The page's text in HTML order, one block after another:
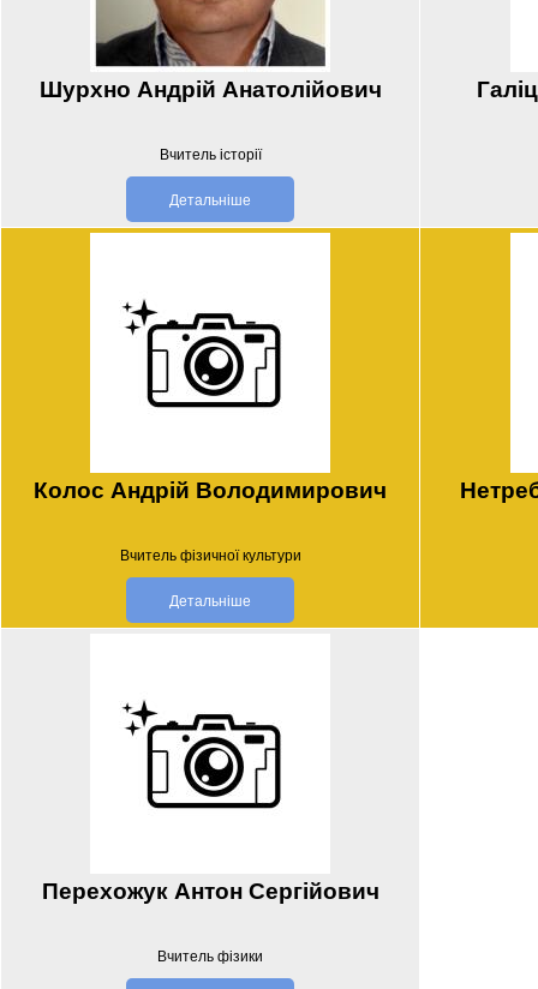
Шурхно Андрій Анатолійович
Вчитель історії
Детальніше
Колос Андрій Володимирович
Вчитель фізичної культури
Детальніше
Перехожук Антон Сергійович
Вчитель фізики